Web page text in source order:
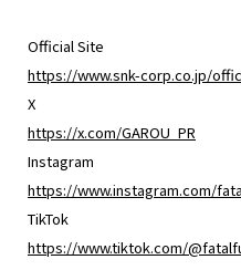
Official Site
https://www.snk-corp.co.jp/
X
https://x.com/GAROU_PR
Instagram
https://www.instagram.com/
TikTok
https://www.tiktok.com/